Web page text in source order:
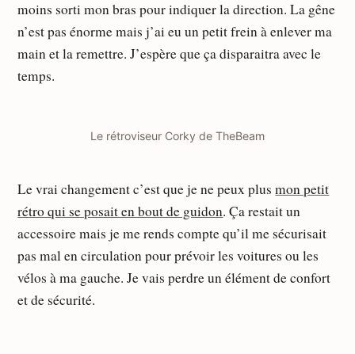
moins sorti mon bras pour indiquer la direction. La gêne
n’est pas énorme mais j’ai eu un petit frein à enlever ma
main et la remettre. J’espère que ça disparaitra avec le
temps.
Le rétroviseur Corky de TheBeam
Le vrai changement c’est que je ne peux plusmon petit
rétro qui se posait en bout de guidon. Ça restait un
accessoire mais je me rends compte qu’il me sécurisait
pas mal en circulation pour prévoir les voitures ou les
vélos à ma gauche. Je vais perdre un élément de confort
et de sécurité.